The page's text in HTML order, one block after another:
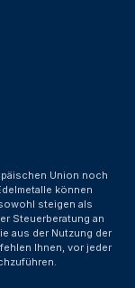
Union noch
können
steigen als
Steuerberatung an
aus der Nutzung der
Ihnen, vor jeder